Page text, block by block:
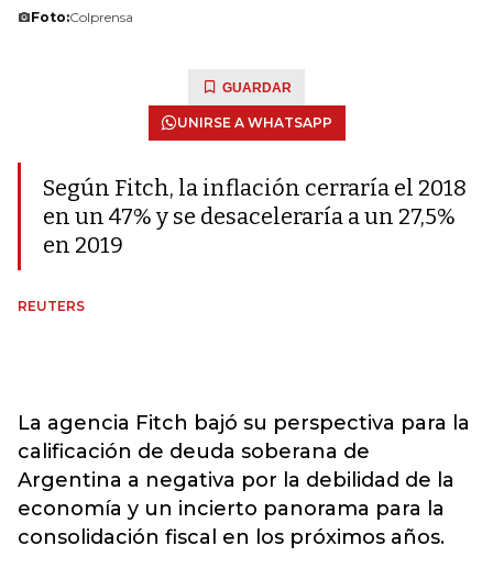
Foto:Colprensa
GUARDAR
UNIRSE A WHATSAPP
Según Fitch, la inflación cerraría el 2018
en un 47% y se desaceleraría a un 27,5%
en 2019
REUTERS
La agencia Fitch bajó su perspectiva para la
calificación de deuda soberana de
Argentina a negativa por la debilidad de la
economía y un incierto panorama para la
consolidación fiscal en los próximos años.